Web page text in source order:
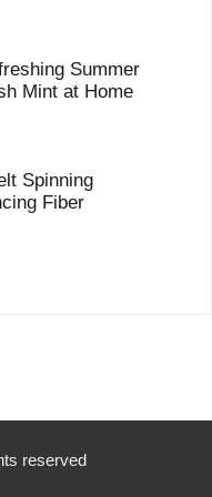
Summer
Mint at Home
Spinning
Fiber
reserved